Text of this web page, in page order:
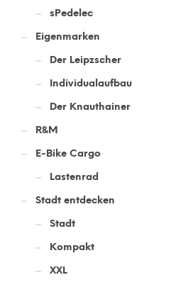
sPedelec
Eigenmarken
Der Leipzscher
Individualaufbau
Der Knauthainer
R&M
E-Bike Cargo
Lastenrad
Stadt entdecken
Stadt
Kompakt
XXL